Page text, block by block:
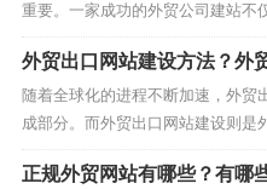
9. 持续学习和改进
跨境电商领域不断发展和变
关重要的。跟踪行业趋势，
改进您的运营方法。
重要。一家成功的外贸公司建站不
国际市场。那么，究竟在建设外贸
呢？1. 制定清晰的建站计划在着手
份清晰的建站计划。这个计划应该
外贸出口网站建设方法？外
随着全球化的进程不断加速，外贸
成部分。而外贸出口网站建设则是
产品、拓展业务的重要手段之一。
网站呢？本文将为您揭秘外贸出口
正规外贸网站有哪些？有哪